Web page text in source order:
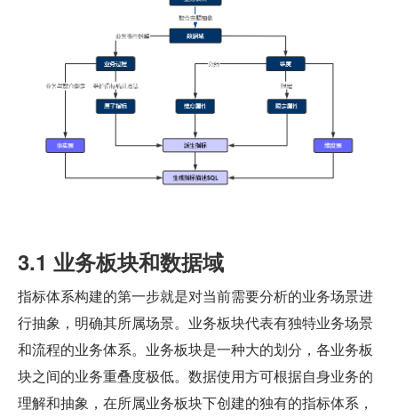
3.1 业务板块和数据域
指标体系构建的第一步就是对当前需要分析的业务场景进
行抽象，明确其所属场景。业务板块代表有独特业务场景
和流程的业务体系。业务板块是一种大的划分，各业务板
块之间的业务重叠度极低。数据使用方可根据自身业务的
理解和抽象，在所属业务板块下创建的独有的指标体系，